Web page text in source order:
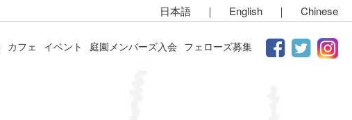
日本語 ｜ English ｜ Chinese
カフェ イベント 庭園メンバーズ入会 フェローズ募集